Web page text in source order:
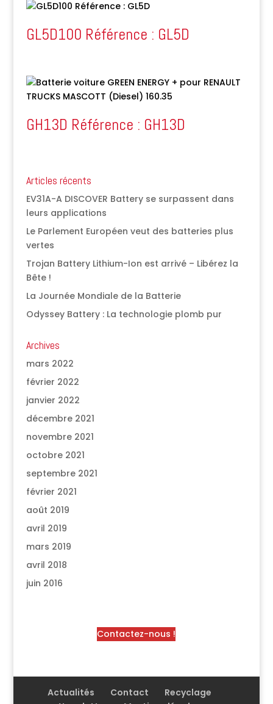
GL5D100 Référence : GL5D
GH13D Référence : GH13D
Articles récents
EV31A-A DISCOVER Battery se surpassent dans
leurs applications
Le Parlement Européen veut des batteries plus
vertes
Trojan Battery Lithium-Ion est arrivé – Libérez la
Bête !
La Journée Mondiale de la Batterie
Odyssey Battery : La technologie plomb pur
Archives
mars 2022
février 2022
janvier 2022
décembre 2021
novembre 2021
octobre 2021
septembre 2021
février 2021
août 2019
avril 2019
mars 2019
avril 2018
juin 2016
Contactez-nous !
Actualités Contact
Recyclage